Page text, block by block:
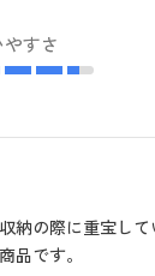
すさ
納の際に重宝し
品です。